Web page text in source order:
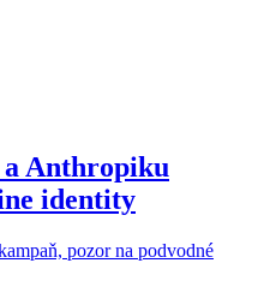
Anthropiku
identity